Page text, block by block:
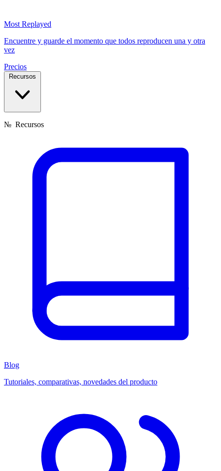
Most Replayed
Encuentre y guarde el momento que todos reproducen una y otra
vez
Precios
Recursos
№ Recursos
Blog
Tutoriales, comparativas, novedades del producto